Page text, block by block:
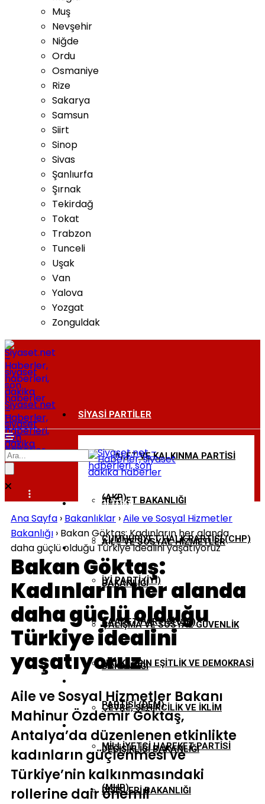
Muş
Nevşehir
Niğde
Ordu
Osmaniye
Rize
Sakarya
Samsun
Siirt
Sinop
Sivas
Şanlıurfa
Şırnak
Tekirdağ
Tokat
Trabzon
Tunceli
Uşak
Van
Yalova
Yozgat
Zonguldak
Siyaset.net
–
Haberler,
siyaset
haberleri,
son
dakika
haberler
SIYASI PARTILER
ADALET VE KALKINMA PARTISI
(AKP)
CUMHURIYET HALK PARTISI (CHP)
İYI PARTI (İYİ)
SAADET PARTISI (SP)
HALKLARIN EŞITLIK VE DEMOKRASI
PARTISI (DEM)
MILLIYETÇI HAREKET PARTISI
(MHP)
BAKANLIKLAR
ADALET BAKANLIĞI
AILE VE SOSYAL HIZMETLER
BAKANLIĞI
ÇALIŞMA VE SOSYAL GÜVENLIK
BAKANLIĞI
ÇEVRE, ŞEHIRCILIK VE İKLIM
DEĞIŞIKLIĞI BAKANLIĞI
DIŞIŞLERI BAKANLIĞI
DIŞ POLITIKA
EKONOMI
GÜNDEM
TBMM
Ana Sayfa › Bakanlıklar ›Aile ve Sosyal Hizmetler
Bakanlığı › Bakan Göktaş: Kadınların her alanda
daha güçlü olduğu Türkiye idealini yaşatıyoruz
Bakan Göktaş:
Kadınların her alanda
daha güçlü olduğu
Türkiye idealini
yaşatıyoruz
Aile ve Sosyal Hizmetler Bakanı
Mahinur Özdemir Göktaş,
Antalya’da düzenlenen etkinlikte
kadınların güçlenmesi ve
Türkiye’nin kalkınmasındaki
rollerine dair önemli